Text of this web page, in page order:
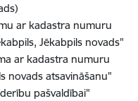
ar kadastra numuru
Jēkabpils novads"
ar kadastra numuru
novads atsavināšanu"
pašvaldībai"